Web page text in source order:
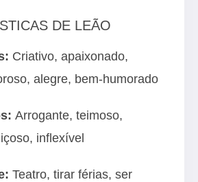
DE LEÃO
Criativo, apaixonado,
alegre, bem-humorado
Arrogante, teimoso,
inflexível
Teatro, tirar férias, ser